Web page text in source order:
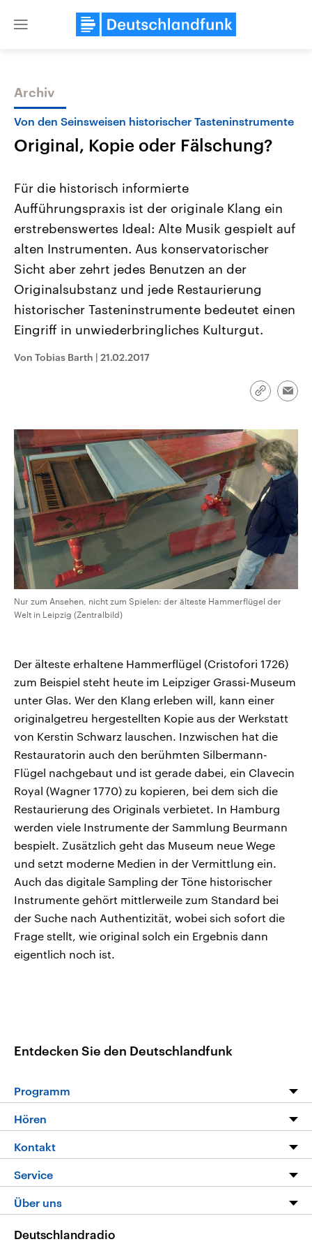
Close
Themen
Landtagswahl Sachsen-Anhalt
2026
Alle Informationen
Sachsen-Anhalt wählt am 6.
September 2026 einen neuen
Landtag. Seit 2021 wird das
Bundesland von einer Koalition aus
Umfragen, Prognosen,
und Hintergründe zu den Parteien
und Kandidaten der anstehenden
Aktuelle Beiträge,
Hintergründe
Wirtschaftlich und
gehören die Vereinigten
den mächtigsten Ländern
mit großem Einfluss auf
Sendungen Programm
Archiv
Von den Seinsweisen historischer Tasteninstrumente
Original, Kopie oder Fälschung?
Für die historisch informierte
Aufführungspraxis ist der originale Klang ein
erstrebenswertes Ideal: Alte Musik gespielt auf
alten Instrumenten. Aus konservatorischer
Sicht aber zehrt jedes Benutzen an der
Originalsubstanz und jede Restaurierung
historischer Tasteninstrumente bedeutet einen
Eingriff in unwiederbringliches Kulturgut.
Von Tobias Barth | 21.02.2017
Link
Nur zum Ansehen, nicht zum Spielen: der älteste Hammerflügel der
Welt in Leipzig (Zentralbild)
Der älteste erhaltene Hammerflügel (Cristofori 1726)
zum Beispiel steht heute im Leipziger Grassi-Museum
unter Glas. Wer den Klang erleben will, kann einer
originalgetreu hergestellten Kopie aus der Werkstatt
von Kerstin Schwarz lauschen. Inzwischen hat die
Restauratorin auch den berühmten Silbermann-
Flügel nachgebaut und ist gerade dabei, ein Clavecin
Royal (Wagner 1770) zu kopieren, bei dem sich die
Restaurierung des Originals verbietet. In Hamburg
werden viele Instrumente der Sammlung Beurmann
bespielt. Zusätzlich geht das Museum neue Wege
und setzt moderne Medien in der Vermittlung ein.
Auch das digitale Sampling der Töne historischer
Instrumente gehört mittlerweile zum Standard bei
der Suche nach Authentizität, wobei sich sofort die
Frage stellt, wie original solch ein Ergebnis dann
eigentlich noch ist.
Entdecken Sie den Deutschlandfunk
Programm
Programm
Die Nachrichten
Nachrichtenleicht
Neue Beiträge auf dlf.de
Hören
Livestream
Podcasts
Deutschlandfunk App
Nachrichten App
Kontakt
Hörerservice
Service
FAQ
Veranstaltungen
Über uns
Deutschlandradio